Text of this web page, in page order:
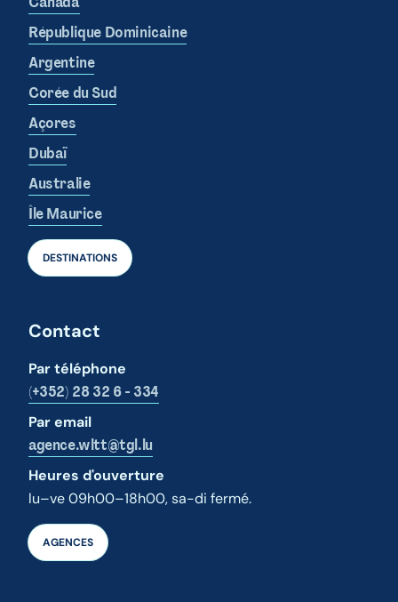
République Dominicaine
Argentine
Corée du Sud
Açores
Dubaï
Australie
Île Maurice
DESTINATIONS
Contact
Par téléphone
(+352) 28 32 6 - 334
Par email
agence.wltt@tgl.lu
Heures d'ouverture
lu–ve 09h00–18h00, sa-di fermé.
AGENCES